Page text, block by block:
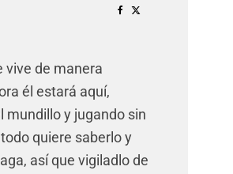
vive de manera
él estará aquí,
mundillo y jugando sin
quiere saberlo y
así que vigiladlo de